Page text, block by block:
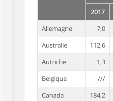
2017
Allemagne
7,0
Australie
112,6
Autriche
1,3
Belgique
///
Canada
184,2